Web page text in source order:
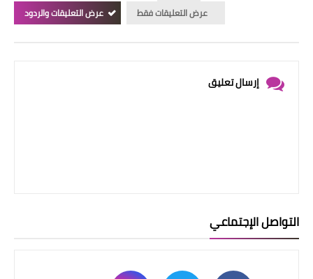
عرض التعليقات فقط عرض التعليقات والردود
إرسال تعليق
التواصل الإجتماعي